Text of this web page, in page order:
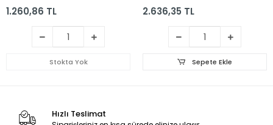
1.260,86 TL
Stokta Yok
2.636,35 TL
Sepete Ekle
Hızlı Teslimat